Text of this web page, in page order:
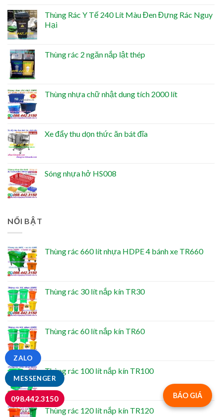
Thùng Rác Y Tế 240 Lít Màu Đen Đựng Rác Nguy
Hại
Thùng rác 2 ngăn nắp lật thép
Thùng nhựa chữ nhật dung tích 2000 lít
Xe đẩy thu dọn thức ăn bát đĩa
Sóng nhựa hở HS008
NỔI BẬT
Thùng rác 660 lít nhựa HDPE 4 bánh xe TR660
Thùng rác 30 lít nắp kín TR30
Thùng rác 60 lít nắp kín TR60
Thùng rác 100 lít nắp kín TR100
Thùng rác 120 lít nắp kín TR120
BÁO GIÁ
MESSENGER
ZALO
098.442.3150